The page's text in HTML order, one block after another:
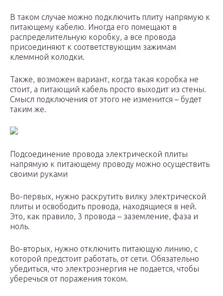
В таком случае можно подключить плиту напрямую к
питающему кабелю. Иногда его помещают в
распределительную коробку, а все провода
присоединяют к соответствующим зажимам
клеммной колодки.
Также, возможен вариант, когда такая коробка не
стоит, а питающий кабель просто выходит из стены.
Смысл подключения от этого не изменится – будет
таким же.
Подсоединение провода электрической плиты
напрямую к питающему проводу можно осуществить
своими руками
Во-первых, нужно раскрутить вилку электрической
плиты и освободить провода, находящиеся в ней.
Это, как правило, 3 провода – заземление, фаза и
ноль.
Во-вторых, нужно отключить питающую линию, с
которой предстоит работать, от сети. Обязательно
убедиться, что электроэнергия не подается, чтобы
уберечься от поражения током.